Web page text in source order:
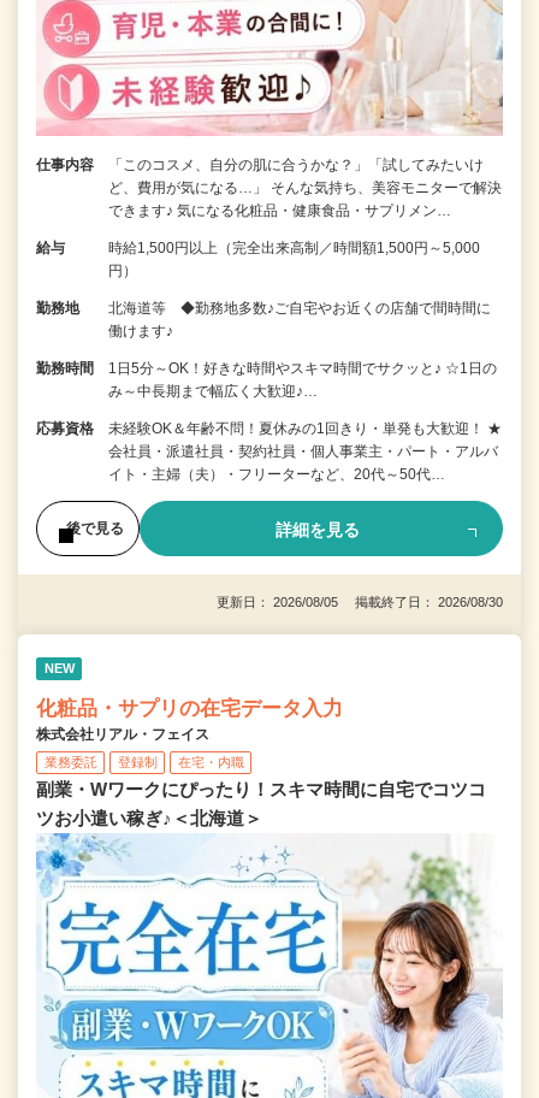
仕事内容
「このコスメ、自分の肌に合うかな？」「試してみたいけ
ど、費用が気になる…」 そんな気持ち、美容モニターで解決
できます♪ 気になる化粧品・健康食品・サプリメン…
給与
時給1,500円以上（完全出来高制／時間額1,500円～5,000
円）
勤務地
北海道等 ◆勤務地多数♪ご自宅やお近くの店舗で間時間に
働けます♪
勤務時間
1日5分～OK！好きな時間やスキマ時間でサクッと♪ ☆1日の
み～中長期まで幅広く大歓迎♪…
応募資格
未経験OK＆年齢不問！夏休みの1回きり・単発も大歓迎！ ★
会社員・派遣社員・契約社員・個人事業主・パート・アルバ
イト・主婦（夫）・フリーターなど、20代～50代…
後で見る 詳細を見る
更新日： 2026/08/05 掲載終了日： 2026/08/30
NEW
化粧品・サプリの在宅データ入力
株式会社リアル・フェイス
業務委託 登録制 在宅・内職
副業・Wワークにぴったり！スキマ時間に自宅でコツコ
ツお小遣い稼ぎ♪＜北海道＞